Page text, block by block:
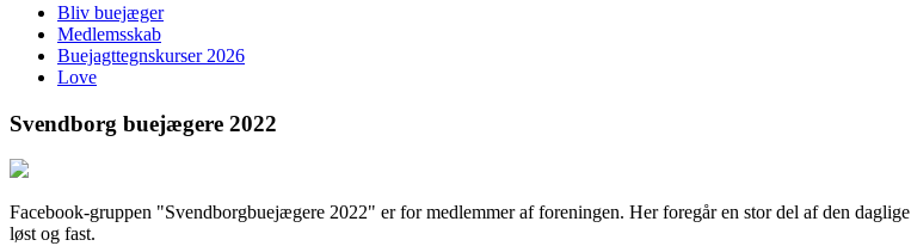
Bliv buejæger
Medlemsskab
Buejagttegnskurser 2026
Love
Svendborg buejægere 2022
Facebook-gruppen "Svendborgbuejægere 2022" er for medlemmer af foreningen. Her foregår en stor del af den
løst og fast.